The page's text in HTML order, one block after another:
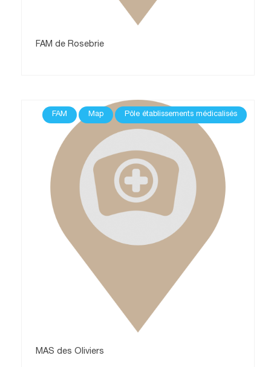
FAM de Rosebrie
FAM Map Pôle établissements médicalisés
MAS des Oliviers